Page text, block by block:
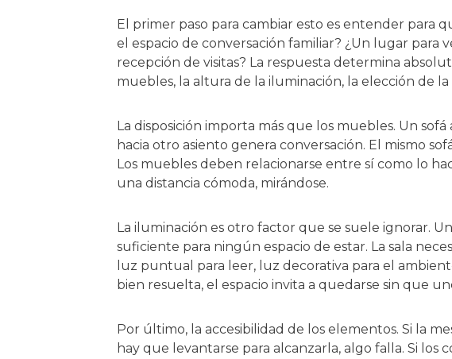
El primer paso para cambiar esto es entender para
el espacio de conversación familiar? ¿Un lugar para
recepción de visitas? La respuesta determina
muebles, la altura de la iluminación, la elección de la
La disposición importa más que los muebles. Un
hacia otro asiento genera conversación. El mismo
Los muebles deben relacionarse entre sí como lo
una distancia cómoda, mirándose.
La iluminación es otro factor que se suele ignorar.
suficiente para ningún espacio de estar. La sala
luz puntual para leer, luz decorativa para el
bien resuelta, el espacio invita a quedarse sin que
Por último, la accesibilidad de los elementos. Si la
hay que levantarse para alcanzarla, algo falla. Si los